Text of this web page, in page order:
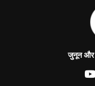
जुनून और